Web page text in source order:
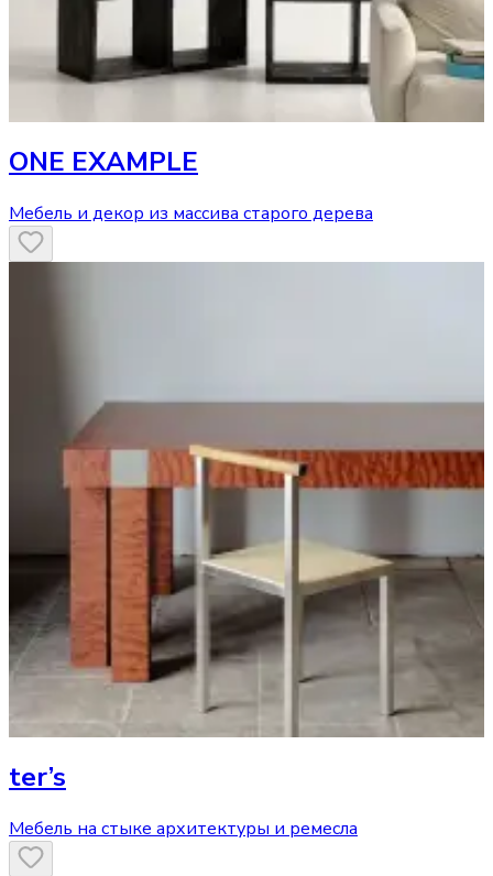
ONE EXAMPLE
Мебель и декор из массива старого дерева
ter’s
Мебель на стыке архитектуры и ремесла